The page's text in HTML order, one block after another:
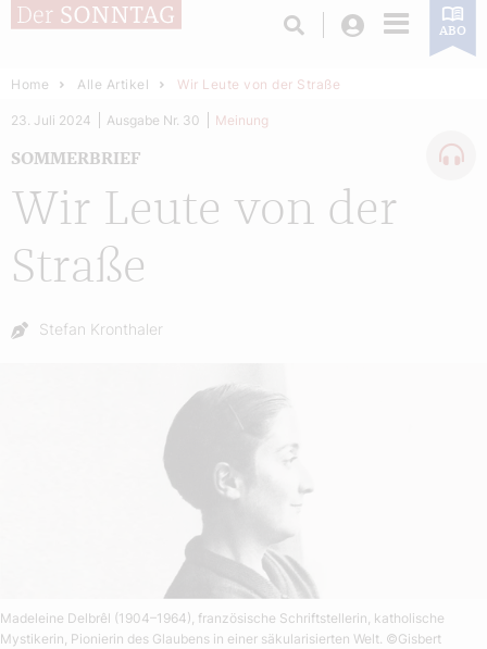
Login ABO
Home Alle Artikel Wir Leute von der Straße
Wir Leute von der
Straße
SOMMERBRIEF
23. Juli 2024 Ausgabe Nr. 30 Meinung
Autor:
Stefan Kronthaler
Madeleine Delbrêl (1904–1964), französische Schriftstellerin, katholische
Mystikerin, Pionierin des Glaubens in einer säkularisierten Welt. ©Gisbert